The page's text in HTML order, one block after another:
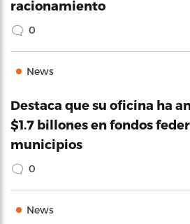
racionamiento
0
News
Destaca que su oficina ha
$1.7 billones en fondos
municipios
0
News